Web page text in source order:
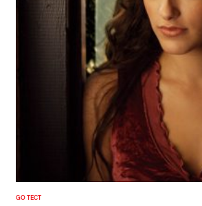
GO ТЕСТ